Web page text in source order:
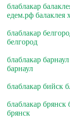
блаблакар
едем.рф балаклея
блаблакар
белгород
блаблакар
барнаул
блаблакар бийск
блаблакар брянск
брянск